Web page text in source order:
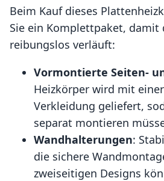
Beim Kauf dieses
Sie ein Komplettpaket,
reibungslos verläuft:
Vormontierte Seiten-
Heizkörper wird mit
Verkleidung geliefert,
separat montieren
Wandhalterungen:
die sichere
zweiseitigen Designs